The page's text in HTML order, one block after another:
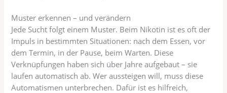
Muster erkennen – und verändern
Jede Sucht folgt einem Muster. Beim Nikotin ist es oft der
Impuls in bestimmten Situationen: nach dem Essen, vor
dem Termin, in der Pause, beim Warten. Diese
Verknüpfungen haben sich über Jahre aufgebaut – sie
laufen automatisch ab. Wer aussteigen will, muss diese
Automatismen unterbrechen. Dafür ist es hilfreich,